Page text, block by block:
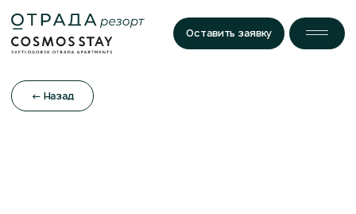
Оставить заявку